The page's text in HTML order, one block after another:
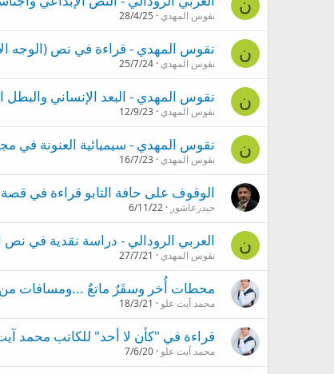
ن
نقوس المهدي 28/4/25
ن نقوس المهدي - قراءة في نص (الوجه
نقوس المهدي 25/7/24
ن نقوس المهدي - البعد الإنساني
نقوس المهدي 12/9/23
ن نقوس المهدي - سيميائية العنونة في
نقوس المهدي 16/7/23
الوقوف على حافة التابو قراءة في
حيدرعاشور 6/11/22
ن العربي الرودالي - دراسة نقدية في نص
نقوس المهدي 27/7/21
محطات أُخر وسفَرٌ ماتعٌ ...ومسافات من
محمد آيت علو 18/3/21
قراءة في "كأن لا أحد" للكاتب محمد
محمد آيت علو 7/6/20